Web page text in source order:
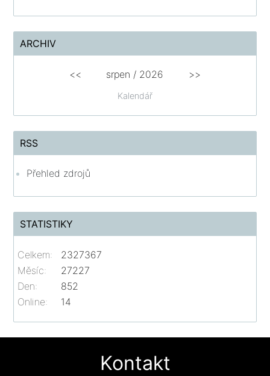
ARCHIV
Kalendář
<< srpen / 2026 >>
RSS
Přehled zdrojů
STATISTIKY
Online: 14
Celkem:
2327367
Měsíc:
27227
Den:
852
Kontakt